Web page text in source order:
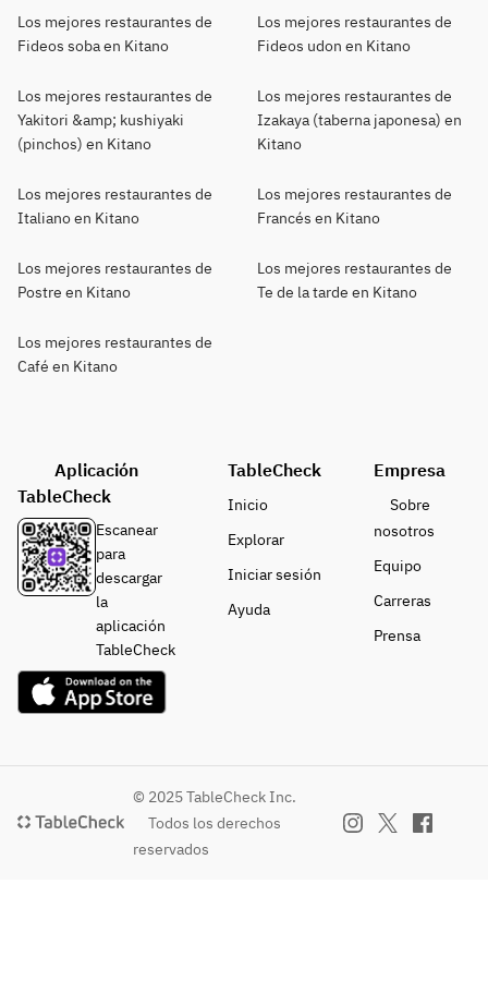
Los mejores restaurantes de
Fideos soba en Kitano
Los mejores restaurantes de
Fideos udon en Kitano
Los mejores restaurantes de
Yakitori &amp; kushiyaki
(pinchos) en Kitano
Los mejores restaurantes de
Izakaya (taberna japonesa) en
Kitano
Los mejores restaurantes de
Italiano en Kitano
Los mejores restaurantes de
Francés en Kitano
Los mejores restaurantes de
Postre en Kitano
Los mejores restaurantes de
Te de la tarde en Kitano
Los mejores restaurantes de
Café en Kitano
Aplicación
TableCheck
Escanear
para
descargar
la
aplicación
TableCheck
TableCheck
Inicio
Explorar
Iniciar sesión
Ayuda
Empresa
Sobre
nosotros
Equipo
Carreras
Prensa
© 2025 TableCheck Inc.
Todos los derechos
reservados